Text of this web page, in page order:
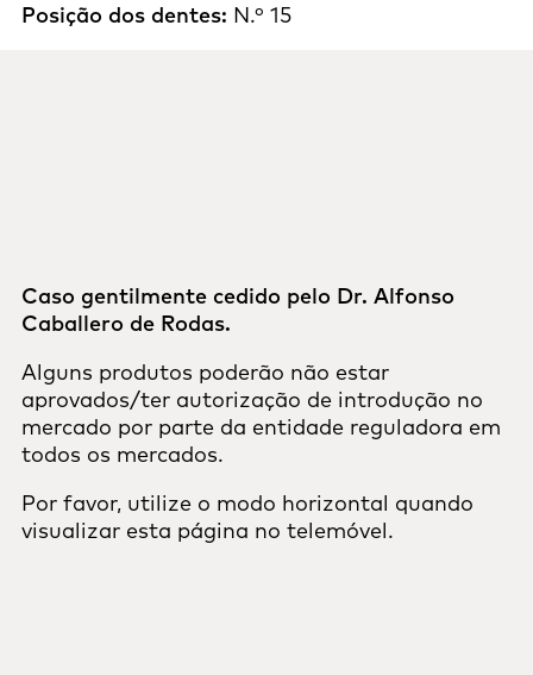
Posição dos dentes: N.º 15
Caso gentilmente cedido pelo Dr. Alfonso
Caballero de Rodas.
Alguns produtos poderão não estar
aprovados/ter autorização de introdução no
mercado por parte da entidade reguladora em
todos os mercados.
Por favor, utilize o modo horizontal quando
visualizar esta página no telemóvel.